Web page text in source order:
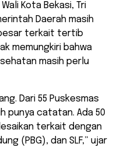
Kota Bekasi, Tri
Daerah masih
besar terkait tertib
memungkiri bahwa
masih perlu
Dari 55 Puskesmas
punya catatan. Ada 50
terkait dengan
(PBG), dan SLF,” ujar